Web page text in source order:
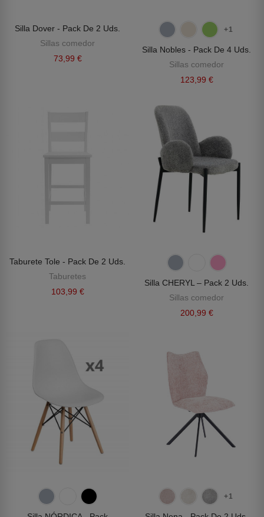
Silla Dover - Pack De 2 Uds.
Sillas comedor
73,99 €
+1
Silla Nobles - Pack De 4 Uds.
Sillas comedor
123,99 €
Taburete Tole - Pack De 2 Uds.
Taburetes
103,99 €
Silla CHERYL – Pack 2 Uds.
Sillas comedor
200,99 €
+1